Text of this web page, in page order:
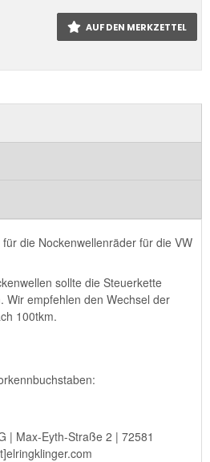
AUF DEN MERKZETTEL
die Nockenwellenräder für die VW
sollte die Steuerkette
Wir empfehlen den Wechsel der
100tkm.
| Max-Eyth-Straße 2 | 72581